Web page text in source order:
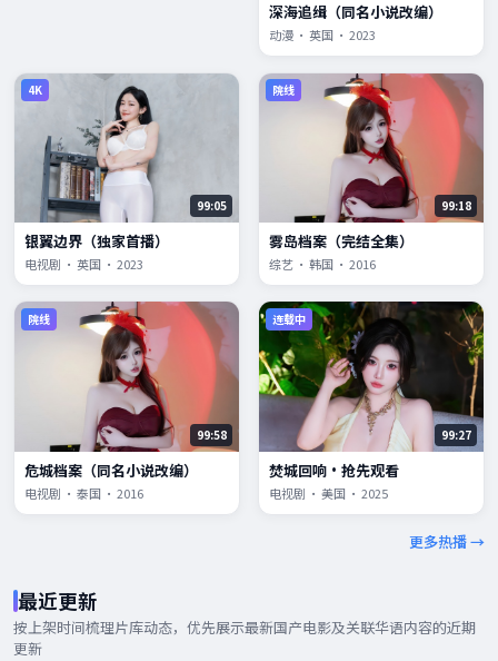
深海追缉（同名小说改编）
动漫 · 英国 · 2023
4K
99:05
银翼边界（独家首播）
电视剧 · 英国 · 2023
院线
99:18
雾岛档案（完结全集）
综艺 · 韩国 · 2016
院线
99:58
危城档案（同名小说改编）
电视剧 · 泰国 · 2016
连载中
99:27
焚城回响·抢先观看
电视剧 · 美国 · 2025
更多热播 →
最近更新
按上架时间梳理片库动态，优先展示最新国产电影及关联华语内容的近期
更新